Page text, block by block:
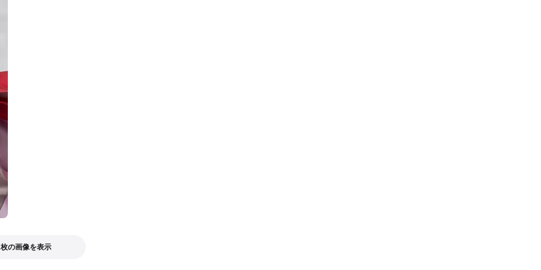
の画像を表示